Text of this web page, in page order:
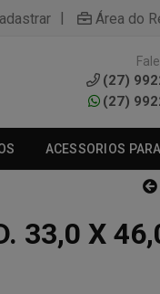
| Área do
(27)
(27)
ACESSORIOS
33,0 X